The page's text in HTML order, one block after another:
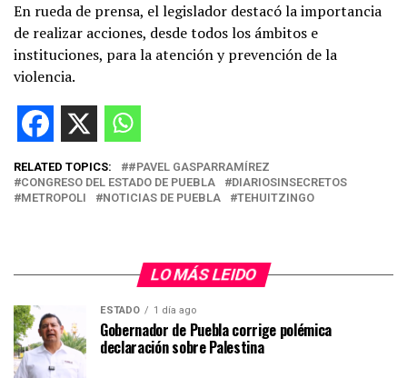
En rueda de prensa, el legislador destacó la importancia
de realizar acciones, desde todos los ámbitos e
instituciones, para la atención y prevención de la
violencia.
RELATED TOPICS:
#PAVEL GASPARRAMÍREZ
CONGRESO DEL ESTADO DE PUEBLA
DIARIOSINSECRETOS
METROPOLI
NOTICIAS DE PUEBLA TEHUITZINGO
LO MÁS LEIDO
ESTADO 1 día ago
Gobernador de Puebla corrige polémica
declaración sobre Palestina